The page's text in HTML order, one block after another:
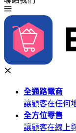
全通路電商
讓顧客在任何
全方位零售
讓顧客在線上